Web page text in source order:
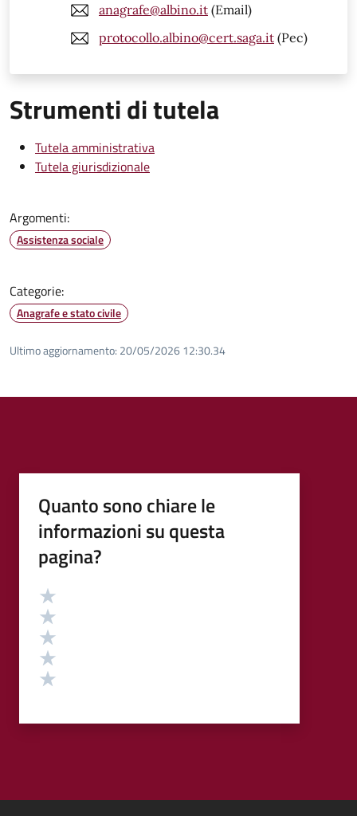
anagrafe@albino.it (Email)
protocollo.albino@cert.saga.it (Pec)
Strumenti di tutela
Tutela amministrativa
Tutela giurisdizionale
Argomenti:
Assistenza sociale
Categorie:
Anagrafe e stato civile
Ultimo aggiornamento: 20/05/2026 12:30.34
Quanto sono chiare le
informazioni su questa
pagina?
Valutazione